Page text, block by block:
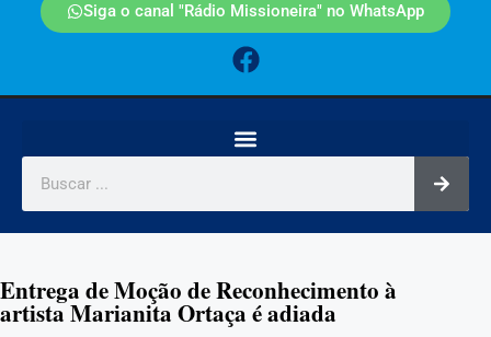
Siga o canal "Rádio Missioneira" no WhatsApp
Entrega de Moção de Reconhecimento à
artista Marianita Ortaça é adiada